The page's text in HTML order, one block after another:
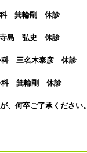
科 箕輪剛 休診
島 弘史 休診
科 三名木泰彦 休診
科 箕輪剛 休診
、何卒ご了承ください。